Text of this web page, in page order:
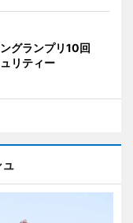
グランプリ10回
リティー